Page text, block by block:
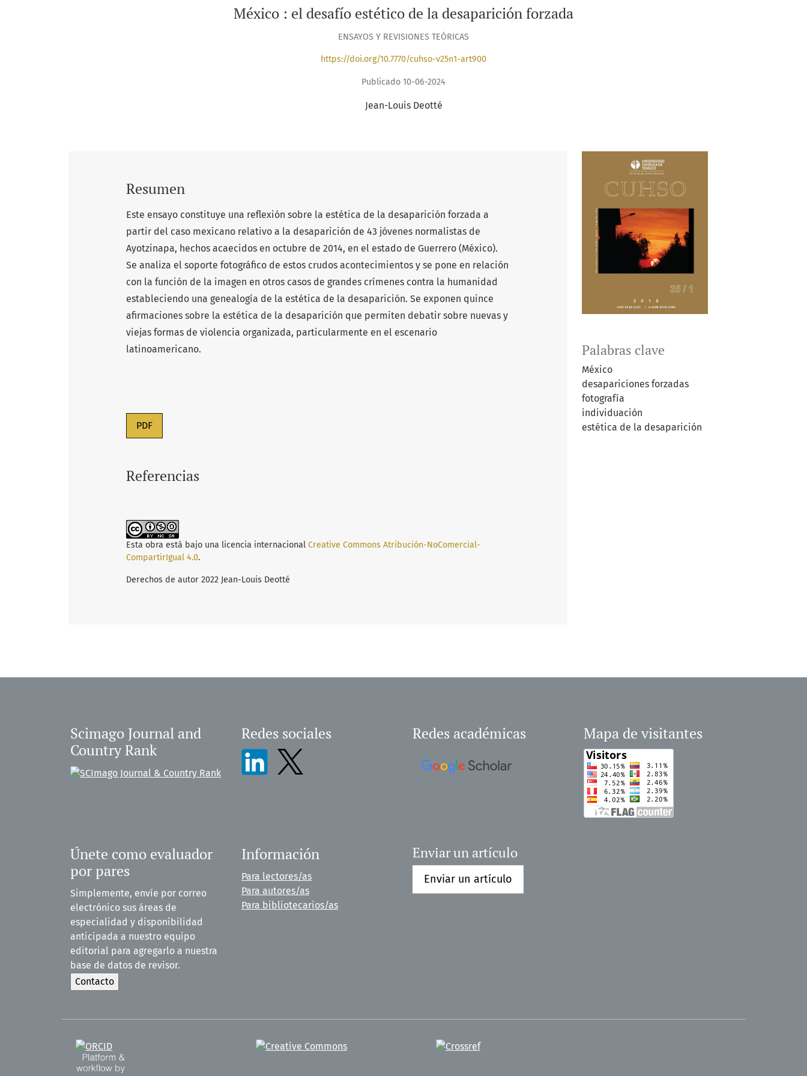
México : el desafío estético de la desaparición forzada
ENSAYOS Y REVISIONES TEÓRICAS
https://doi.org/10.7770/cuhso-v25n1-art900
Publicado 10-06-2024
Jean-Louis Deotté
Palabras clave
México
desapariciones forzadas
fotografía
individuación
estética de la desaparición
Resumen
Este ensayo constituye una reflexión sobre la estética de la desaparición forzada a
partir del caso mexicano relativo a la desaparición de 43 jóvenes normalistas de
Ayotzinapa, hechos acaecidos en octubre de 2014, en el estado de Guerrero (México).
Se analiza el soporte fotográfico de estos crudos acontecimientos y se pone en relación
con la función de la imagen en otros casos de grandes crímenes contra la humanidad
estableciendo una genealogía de la estética de la desaparición. Se exponen quince
afirmaciones sobre la estética de la desaparición que permiten debatir sobre nuevas y
viejas formas de violencia organizada, particularmente en el escenario
latinoamericano.
PDF
Referencias
Esta obra está bajo una licencia internacional Creative Commons Atribución-NoComercial-
CompartirIgual 4.0.
Derechos de autor 2022 Jean-Louis Deotté
Scimago Journal and
Country Rank
Redes sociales Redes académicas Mapa de visitantes
Únete como evaluador
por pares
Simplemente, envíe por correo
electrónico sus áreas de
especialidad y disponibilidad
anticipada a nuestro equipo
editorial para agregarlo a nuestra
base de datos de revisor.
Información
Para lectores/as
Para autores/as
Para bibliotecarios/as
Enviar un artículo
Enviar un artículo